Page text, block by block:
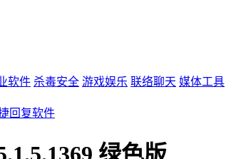
软件 杀毒安全 游戏娱乐 联络聊天 媒体工具
回复软件